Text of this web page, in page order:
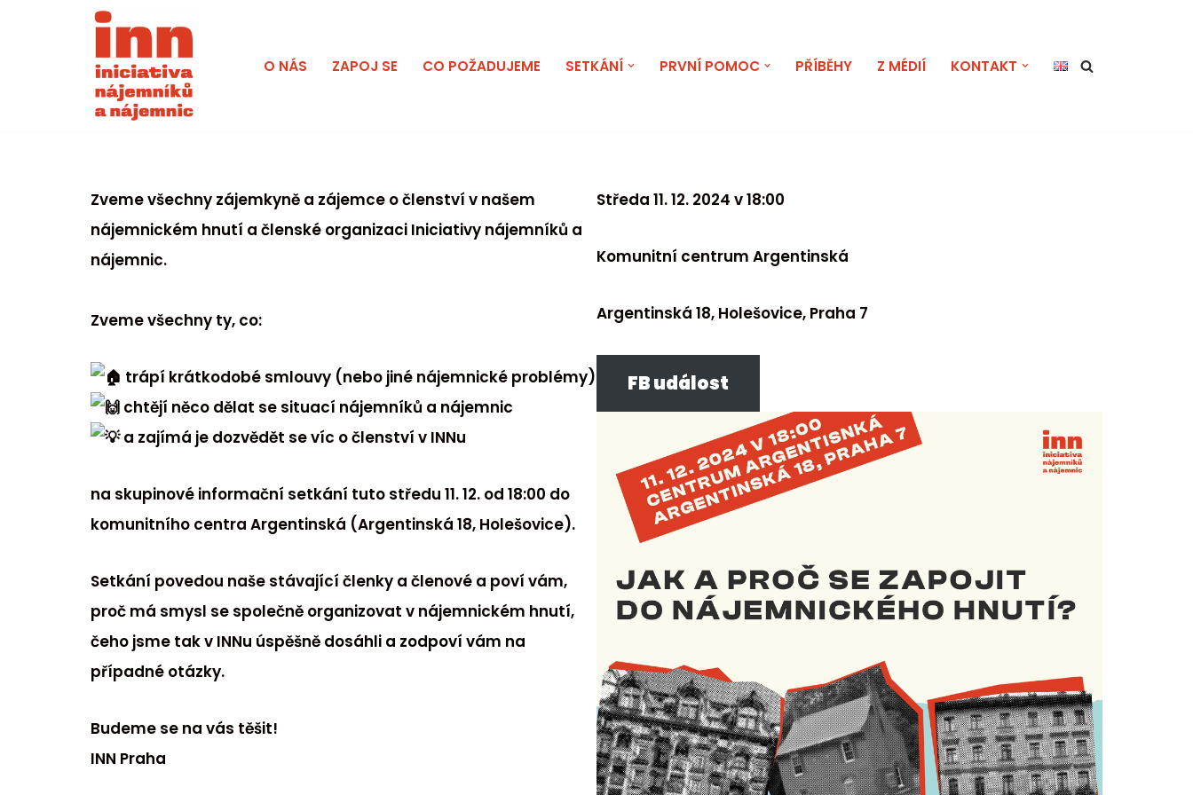
O NÁS ZAPOJ SE CO POŽADUJEME SETKÁNÍ PRVNÍ POMOC PŘÍBĚHY Z MÉDIÍ KONTAKT
Zveme všechny zájemkyně a zájemce o členství v našem
nájemnickém hnutí a členské organizaci Iniciativy nájemníků a
nájemnic.
Zveme všechny ty, co:
trápí krátkodobé smlouvy (nebo jiné nájemnické problémy)
chtějí něco dělat se situací nájemníků a nájemnic
a zajímá je dozvědět se víc o členství v INNu
na skupinové informační setkání tuto středu 11. 12. od 18:00 do
komunitního centra Argentinská (Argentinská 18, Holešovice).
Setkání povedou naše stávající členky a členové a poví vám,
proč má smysl se společně organizovat v nájemnickém hnutí,
čeho jsme tak v INNu úspěšně dosáhli a zodpoví vám na
případné otázky.
Budeme se na vás těšit!
INN Praha
Středa 11. 12. 2024 v 18:00
Komunitní centrum Argentinská
Argentinská 18, Holešovice, Praha 7
FB událost